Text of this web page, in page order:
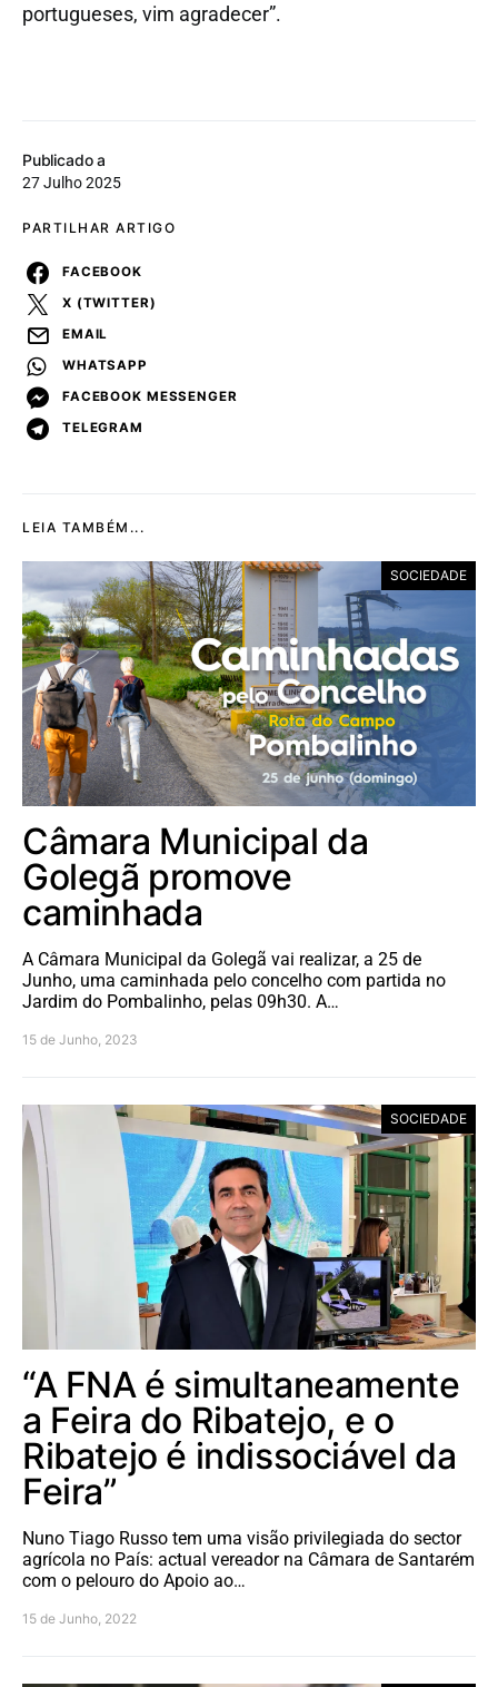
Publicado a
27 Julho 2025
PARTILHAR ARTIGO
FACEBOOK
X (TWITTER)
EMAIL
WHATSAPP
FACEBOOK MESSENGER
TELEGRAM
portugueses, vim agradecer”.
LEIA TAMBÉM...
SOCIEDADE
Câmara Municipal da
Golegã promove
caminhada
A Câmara Municipal da Golegã vai realizar, a 25 de
Junho, uma caminhada pelo concelho com partida no
Jardim do Pombalinho, pelas 09h30. A…
15 de Junho, 2023
SOCIEDADE
“A FNA é simultaneamente
a Feira do Ribatejo, e o
Ribatejo é indissociável da
Feira”
Nuno Tiago Russo tem uma visão privilegiada do sector
agrícola no País: actual vereador na Câmara de Santarém
com o pelouro do Apoio ao…
15 de Junho, 2022